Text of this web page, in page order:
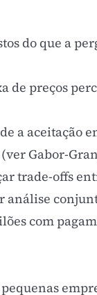
do que a
de preços
a aceitação
Gabor-
trade-offs
análise
com